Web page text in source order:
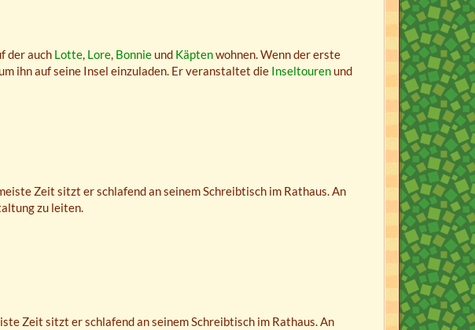
der auch Lotte, Lore, Bonnieund Käptenwohnen. Wenn der erste
ihn auf seine Insel einzuladen. Er veranstaltet die Inseltourenund
Zeit sitzt er schlafend an seinem Schreibtisch im Rathaus. An
zu leiten.
Zeit sitzt er schlafend an seinem Schreibtisch im Rathaus. An